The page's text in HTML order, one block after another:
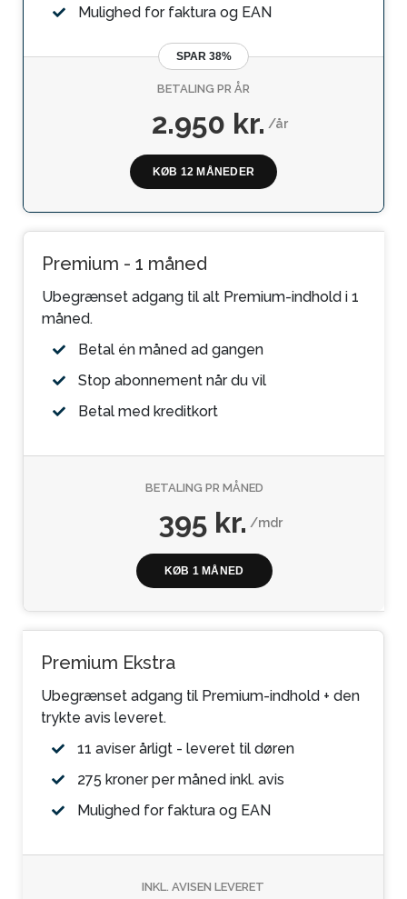
Premium - 1 måned
Ubegrænset adgang til alt Premium-indhold i 1
måned.
Betal én måned ad gangen
Stop abonnement når du vil
Betal med kreditkort
BETALING PR MÅNED
395 kr./mdr
KØB 1 MÅNED
Mulighed for faktura og EAN
SPAR 38%
BETALING PR ÅR
2.950 kr./år
KØB 12 MÅNEDER
Premium Ekstra
Ubegrænset adgang til Premium-indhold + den
trykte avis leveret.
11 aviser årligt - leveret til døren
275 kroner per måned inkl. avis
Mulighed for faktura og EAN
INKL. AVISEN LEVERET